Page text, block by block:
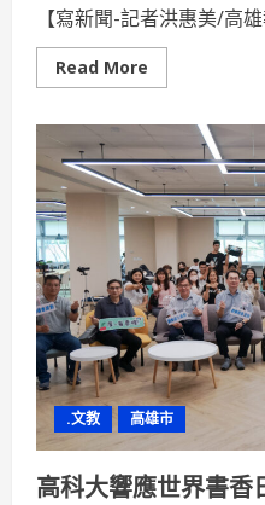
與
老
樹
【寫新聞-記者洪惠美/高
Read More
more
會
擬
增
訂
《野
保
「走
私
未
遂」
罰
則
終
結
保
育
類
鸚
鵡
蛋
.文教 高雄市
高科大響應世界書香